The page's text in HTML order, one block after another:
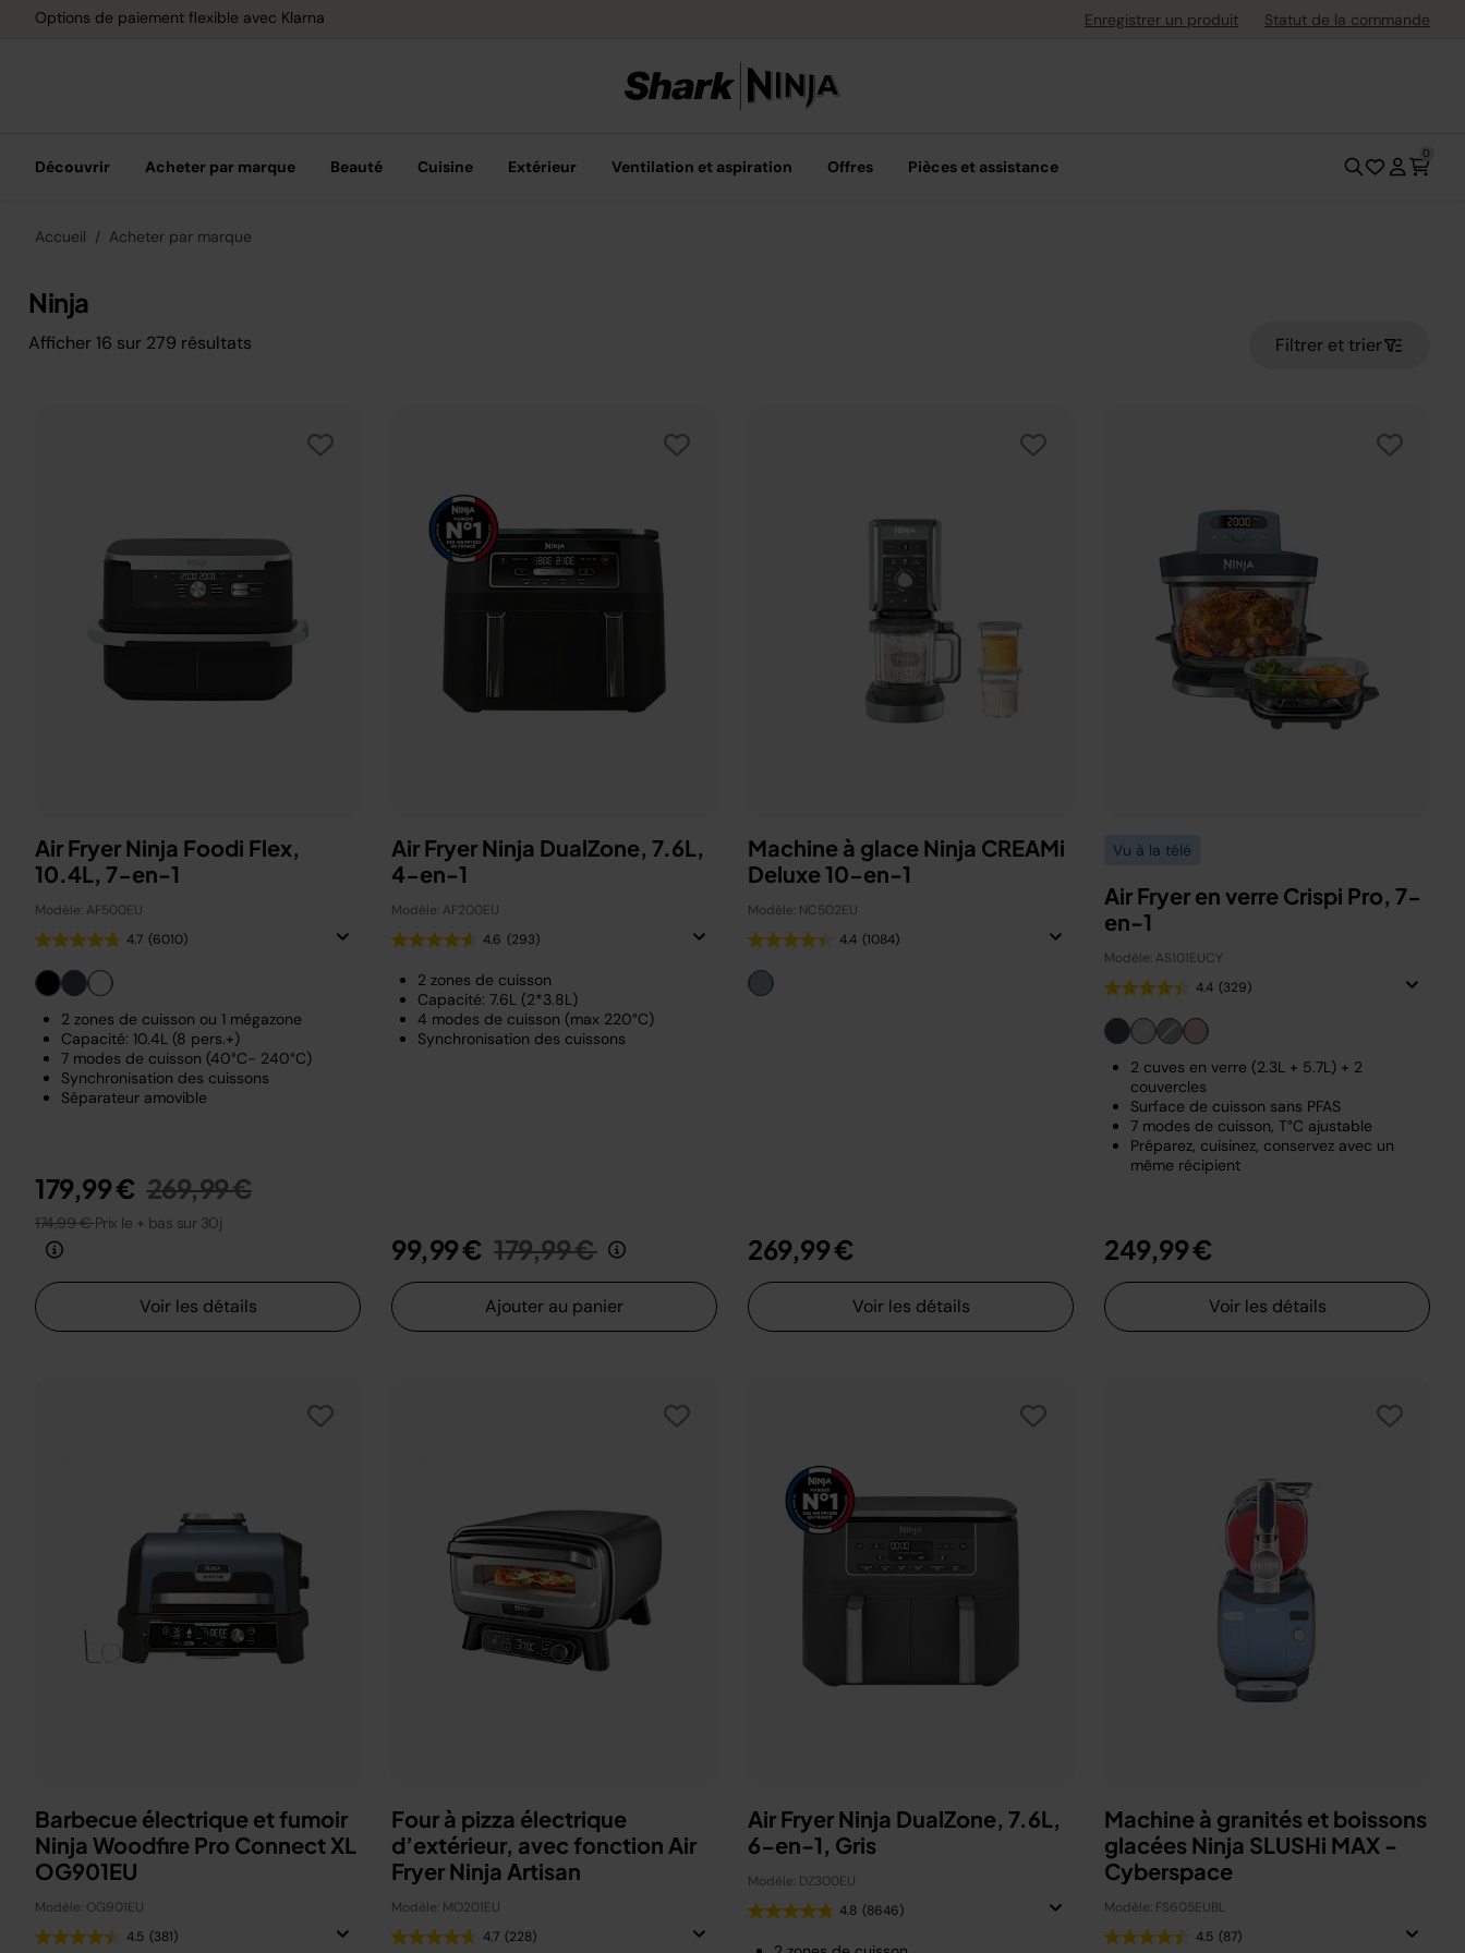
Options de paiement flexible avec Klarna Livraison gratuite dès 40 € d'achatEnregistrer un produit Statut de la commande
Découvrir Acheter par marque Beauté Cuisine Extérieur Ventilation et aspiration Offres Pièces et assistance
0
Accueil Acheter par marque
Ninja
Afficher 16 sur 279 résultats Filtrer et trier
Air Fryer Ninja Foodi Flex,
10.4L, 7-en-1
Modèle: AF500EU
4.7 (6010)
2 zones de cuisson ou 1 mégazone
Capacité: 10.4L (8 pers.+)
7 modes de cuisson (40°C- 240°C)
Synchronisation des cuissons
Séparateur amovible
179,99 € Prix réduit de
269,99 €au
174,99 €Prix le + bas sur 30j
Voir les détails
Air Fryer Ninja DualZone, 7.6L,
4-en-1
Modèle: AF200EU
4.6 (293)
2 zones de cuisson
Capacité: 7.6L (2*3.8L)
4 modes de cuisson (max 220°C)
Synchronisation des cuissons
99,99 € Prix réduit de
179,99 €au
Ajouter au panier
Machine à glace Ninja CREAMi
Deluxe 10-en-1
Modèle: NC502EU
4.4 (1084)
269,99 €
Voir les détails
Vu à la télé
Air Fryer en verre Crispi Pro, 7-
en-1
Modèle: AS101EUCY
4.4 (329)
2 cuves en verre (2.3L + 5.7L) + 2
couvercles
Surface de cuisson sans PFAS
7 modes de cuisson, T°C ajustable
Préparez, cuisinez, conservez avec un
même récipient
249,99 €
Voir les détails
Barbecue électrique et fumoir
Ninja Woodfire Pro Connect XL
OG901EU
Modèle: OG901EU
4.5 (381)
Four à pizza électrique
d’extérieur, avec fonction Air
Fryer Ninja Artisan
Modèle: MO201EU
4.7 (228)
Air Fryer Ninja DualZone, 7.6L,
6-en-1, Gris
Modèle: DZ300EU
4.8 (8646)
Machine à granités et boissons
glacées Ninja SLUSHi MAX -
Cyberspace
Modèle: FS605EUBL
4.5 (87)